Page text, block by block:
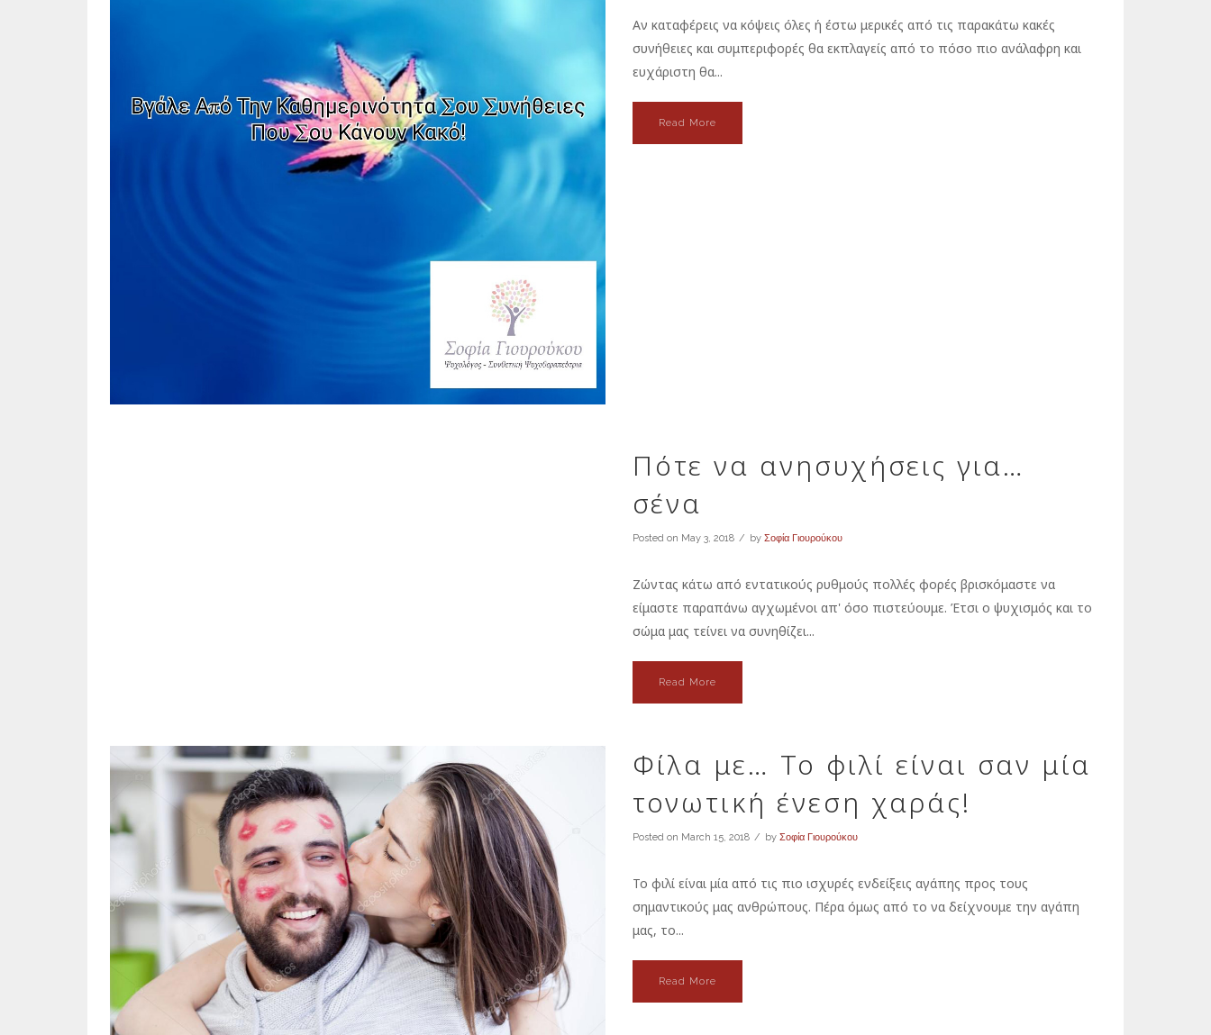
Αν καταφέρεις να κόψεις όλες ή έστω μερικές από τις παρακάτω κακές
συνήθειες και συμπεριφορές θα εκπλαγείς από το πόσο πιο ανάλαφρη και
ευχάριστη θα...
Read More
Πότε να ανησυχήσεις για…
σένα
Posted on May 3, 2018 by Σοφία Γιουρούκου
Ζώντας κάτω από εντατικούς ρυθμούς πολλές φορές βρισκόμαστε να
είμαστε παραπάνω αγχωμένοι απ' όσο πιστεύουμε. Έτσι ο ψυχισμός και το
σώμα μας τείνει να συνηθίζει...
Read More
Φίλα με… Το φιλί είναι σαν μία
τονωτική ένεση χαράς!
Posted on March 15, 2018 by Σοφία Γιουρούκου
Το φιλί είναι μία από τις πιο ισχυρές ενδείξεις αγάπης προς τους
σημαντικούς μας ανθρώπους. Πέρα όμως από το να δείχνουμε την αγάπη
μας, το...
Read More